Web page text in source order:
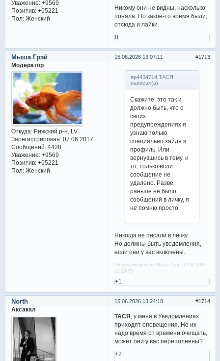
Уважение: +9569
Позитив: +65221
Пол:Женский
Никому они не видны, насколько
поняла. Но какое-то время были,
отсюда и лайки.
0
1713
15.06.2026 13:07:11
Мыша Грэй
Модератор
Откуда:Рижский р-н, LV
Зарегистрирован: 07.06.2017
Сообщений:4428
Уважение: +9569
Позитив: +65221
Пол:Женский
#p4434714,ТАСЯ
написал(а):
Скажите, это так и
должно быть, что о
своих
предупреждениях я
узнаю только
специально зайдя в
профиль. Или
вернувшись в тему, и
то, только если
сообщение не
удалено. Разве
раньше не было
сообщений в личку, я
не помню просто.
Никогда не писали в личку.
Но должны быть уведомления,
если они у вас включены.
Отредактировано Мыша Грэй (15.06.2026
13:08:47)
+1
1714
15.06.2026 13:24:18
North
Аксакал
ТАСЯ
, у меня в Уведомлениях
приходят оповещения. Но их
надо время от времени очищать,
может они у вас переполнены?
+2